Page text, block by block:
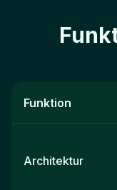
Funktion
Architektur